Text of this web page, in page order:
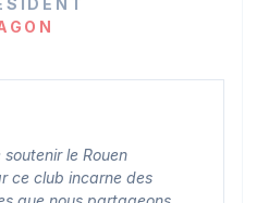
le Rouen
ce club incarne des